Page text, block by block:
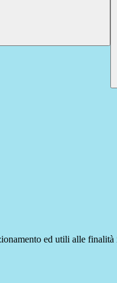
ed utili alle finalità